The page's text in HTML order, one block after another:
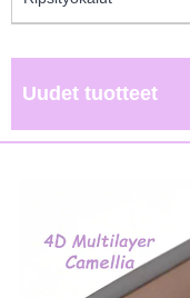
Uudet tuotteet